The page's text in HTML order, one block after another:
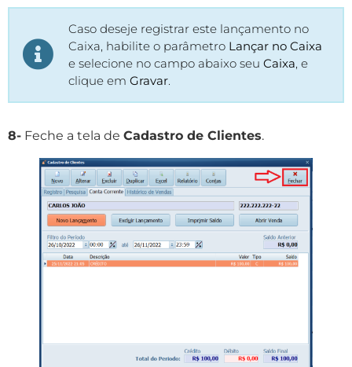
Caso deseje registrar este lançamento no
Caixa, habilite o parâmetro Lançar no Caixa
e selecione no campo abaixo seu Caixa, e
clique em Gravar.
8- Feche a tela de Cadastro de Clientes.